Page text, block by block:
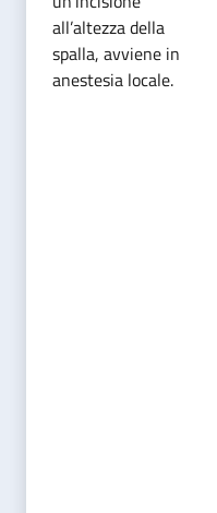
all’altezza della
spalla, avviene in
anestesia locale.